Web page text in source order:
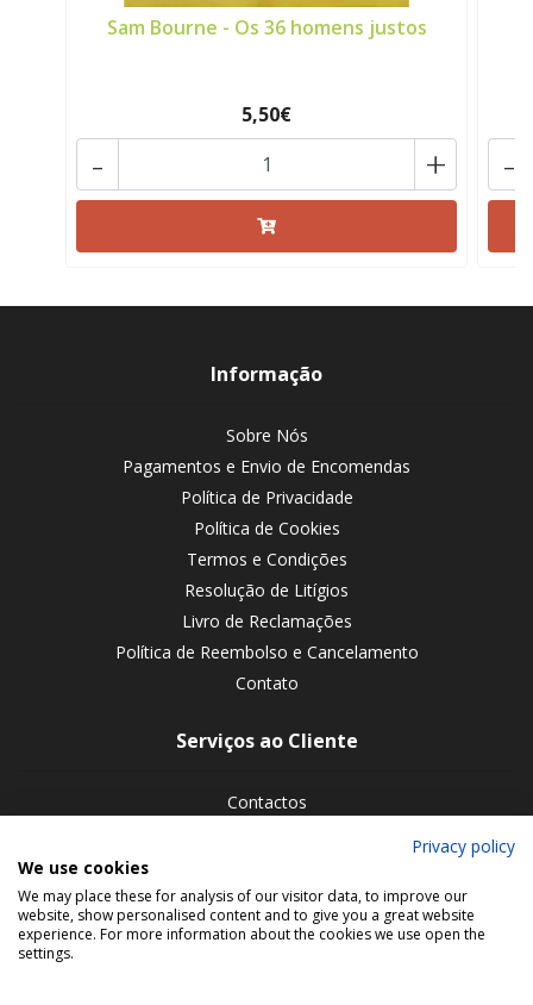
Sam Bourne - Os 36 homens justos
5,50€
+
- -
Informação
Sobre Nós
Pagamentos e Envio de Encomendas
Política de Privacidade
Política de Cookies
Termos e Condições
Resolução de Litígios
Livro de Reclamações
Política de Reembolso e Cancelamento
Contato
Serviços ao Cliente
Contactos
Siga-nos nas redes sociais
Privacy policy
We use cookies
We may place these for analysis of our visitor data, to improve our
website, show personalised content and to give you a great website
experience. For more information about the cookies we use open the
settings.